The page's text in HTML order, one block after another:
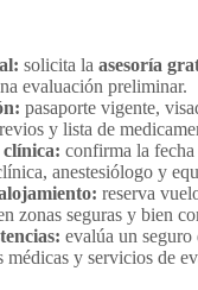
solicita la asesoría
evaluación preliminar.
pasaporte vigente,
y lista de
confirma la
anestesiólogo y
reserva
zonas seguras y bien
evalúa un
médicas y servicios de